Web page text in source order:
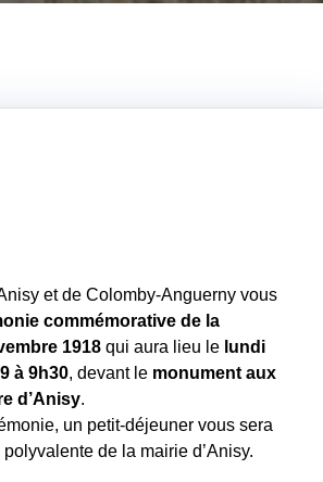
et de Colomby-Anguerny vous
commémorative de la
1918 qui aura lieu le lundi
à 9h30, devant le monument aux
d’Anisy.
un petit-déjeuner vous sera
de la mairie d’Anisy.